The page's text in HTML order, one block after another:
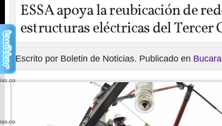
ESSA apoya la reubicación de
estructuras eléctricas del Tercer
Escrito por Boletin de Noticias. Publicado en
wp-
wp-